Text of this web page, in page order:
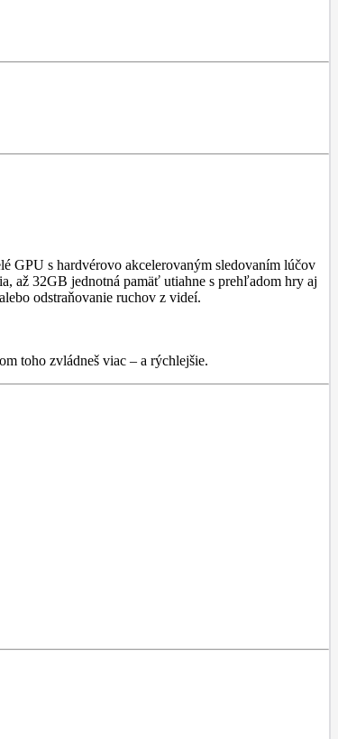
GPU s hardvérovo akcelerovaným sledovaním lúčov
až 32GB jednotná pamäť utiahne s prehľadom hry aj
odstraňovanie ruchov z videí.
toho zvládneš viac – a rýchlejšie.